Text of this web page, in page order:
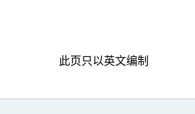
此页只以英文编制